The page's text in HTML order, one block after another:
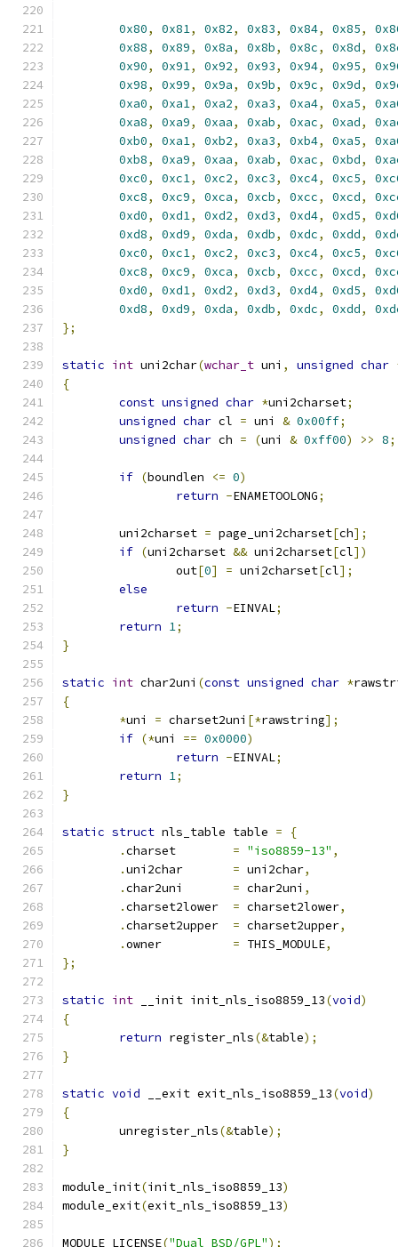
0x80, 0x81, 0x82, 0x83, 0x84, 0x85,
0x88, 0x89, 0x8a, 0x8b, 0x8c, 0x8d,
0x90, 0x91, 0x92, 0x93, 0x94, 0x95,
0x98, 0x99, 0x9a, 0x9b, 0x9c, 0x9d,
0xa0, 0xa1, 0xa2, 0xa3, 0xa4, 0xa5,
0xa8, 0xa9, 0xaa, 0xab, 0xac, 0xad,
0xb0, 0xa1, 0xb2, 0xa3, 0xb4, 0xa5,
0xb8, 0xa9, 0xaa, 0xab, 0xac, 0xbd,
0xc0, 0xc1, 0xc2, 0xc3, 0xc4, 0xc5,
0xc8, 0xc9, 0xca, 0xcb, 0xcc, 0xcd,
0xd0, 0xd1, 0xd2, 0xd3, 0xd4, 0xd5,
0xd8, 0xd9, 0xda, 0xdb, 0xdc, 0xdd,
0xc0, 0xc1, 0xc2, 0xc3, 0xc4, 0xc5,
0xc8, 0xc9, 0xca, 0xcb, 0xcc, 0xcd,
0xd0, 0xd1, 0xd2, 0xd3, 0xd4, 0xd5,
0xd8, 0xd9, 0xda, 0xdb, 0xdc, 0xdd,
};
static int uni2char(wchar_t uni , unsigned char
{
const unsigned char *uni2charset;
unsigned char cl = uni & 0x00ff;
unsigned char ch = (uni & 0xff00) >> 8;
if (boundlen <= 0)
return -ENAMETOOLONG;
	uni2charset
= page_uni2charset[ch];
if (uni2charset && uni2charset[cl])
		out
[0] = uni2charset[cl];
else
return -EINVAL;
return 1;
}
static int char2uni (const unsigned char *
{
*uni = charset2uni [*rawstring];
if (*uni == 0x0000)
return -EINVAL;
return 1;
}
static struct nls_table table =
{
.
= "iso8859-13" ,
.
= uni2char,
.
= char2uni ,
.
= charset2lower,
.
= charset2upper,
.
= THIS_MODULE,
};
static int __init init_nls_iso8859_13(void)
{
return register_nls(&table);
}
static void __exit exit_nls_iso8859_13(void)
{
	unregister_nls
(&table);
}
module_init(init_nls_iso8859_13)
module_exit(exit_nls_iso8859_13)
MODULE_LICENSE("Dual BSD/GPL");